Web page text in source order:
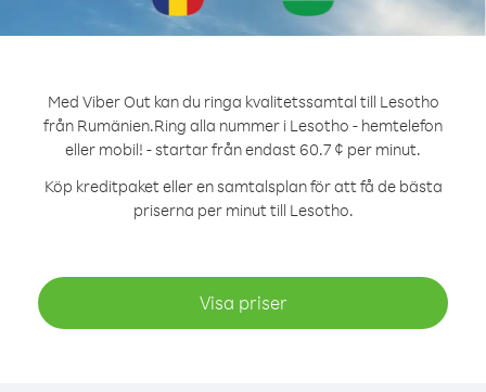
Med Viber Out kan du ringa kvalitetssamtal till Lesotho
från Rumänien.Ring alla nummer i Lesotho - hemtelefon
eller mobil! - startar från endast 60.7 ¢ per minut.
Köp kreditpaket eller en samtalsplan för att få de bästa
priserna per minut till Lesotho.
Visa priser